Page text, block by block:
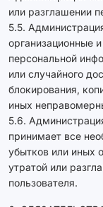
или разглашении
5.5.
организационные
персональной
или случайного
блокирования,
иных
5.6.
принимает все
убытков или иных
утратой или
пользователя.